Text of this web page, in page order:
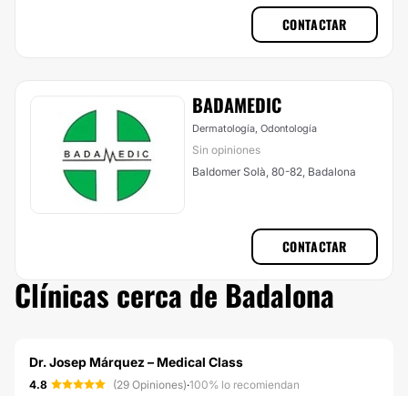
CONTACTAR
BADAMEDIC
Dermatología, Odontología
Sin opiniones
Baldomer Solà, 80-82, Badalona
CONTACTAR
Clínicas cerca de Badalona
Dr. Josep Márquez – Medical Class
4.8 (29 Opiniones)·100% lo recomiendan